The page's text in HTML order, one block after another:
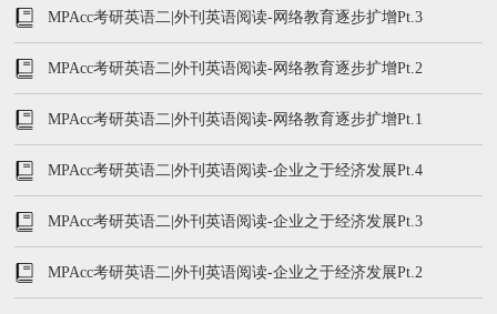
MPAcc考研英语二|外刊英语阅读-网络教育逐步扩增Pt.3
MPAcc考研英语二|外刊英语阅读-网络教育逐步扩增Pt.2
MPAcc考研英语二|外刊英语阅读-网络教育逐步扩增Pt.1
MPAcc考研英语二|外刊英语阅读-企业之于经济发展Pt.4
MPAcc考研英语二|外刊英语阅读-企业之于经济发展Pt.3
MPAcc考研英语二|外刊英语阅读-企业之于经济发展Pt.2